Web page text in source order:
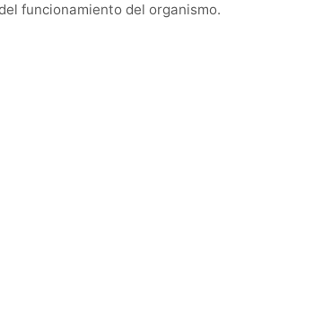
funcionamiento del organismo.